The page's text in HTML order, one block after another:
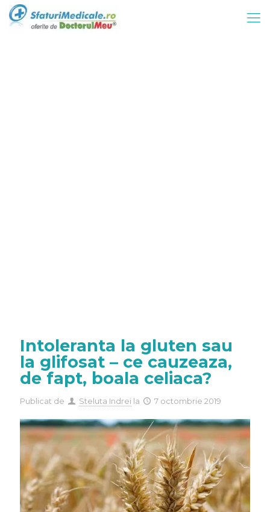
Intoleranta la gluten sau
la glifosat – ce cauzeaza,
de fapt, boala celiaca?
Publicat de Steluta Indrei la 7 octombrie 2019